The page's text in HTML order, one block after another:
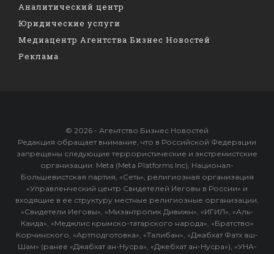
Аналитический центр
Юридические услуги
Медиацентр Агентства Бизнес Новостей
Реклама
© 2026 - Агентство Бизнес Новостей
Редакция обращает внимание, что в Российской Федерации
запрещены следующие террористические и экстремистские
организации: Meta (Meta Platforms Inc), Национал-
Большевистская партия, «Сеть», религиозная организация
«Управленческий центр Свидетелей Иеговы в России» и
входящие в ее структуру местные религиозные организации,
«Свидетели Иеговы», «Мизантропик Дивижн», «ИГИЛ», «Аль-
Каида», «Меджлис крымско-татарского народа», «Братство»
Корчинского, «Артподготовка», «Талибан», «Джабхат Фатх аш-
Шам» (ранее «Джабхат ан-Нусра», «Джебхат ан-Нусра»), «УНА-